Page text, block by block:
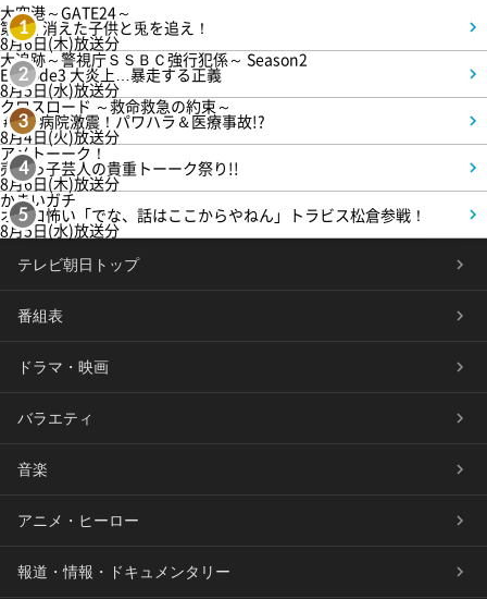
1
大空港～GATE24～
第3話 消えた子供と兎を追え！
8月6日(木)放送分
2
大追跡～警視庁ＳＳＢＣ強行犯係～ Season2
Episode3 大炎上…暴走する正義
8月5日(水)放送分
3
クロスロード ～救命救急の約束～
＃5 病院激震！パワハラ＆医療事故!?
8月4日(火)放送分
4
アメトーーク！
売れっ子芸人の貴重トーーク祭り!!
8月6日(木)放送分
5
かまいガチ
オモロ怖い「でな、話はここからやねん」トラビス松倉参戦！
8月5日(水)放送分
テレビ朝日トップ
番組表
ドラマ・映画
バラエティ
音楽
アニメ・ヒーロー
報道・情報・ドキュメンタリー